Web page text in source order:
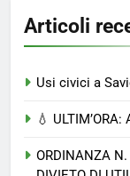
Articoli
Usi civici a
💧
ORDINANZA